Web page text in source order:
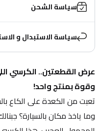
سياسة الشحن
سياسة الاستبدال و
وقوة بمنتج واحد!
وما ياخذ مكان بالسيارة؟